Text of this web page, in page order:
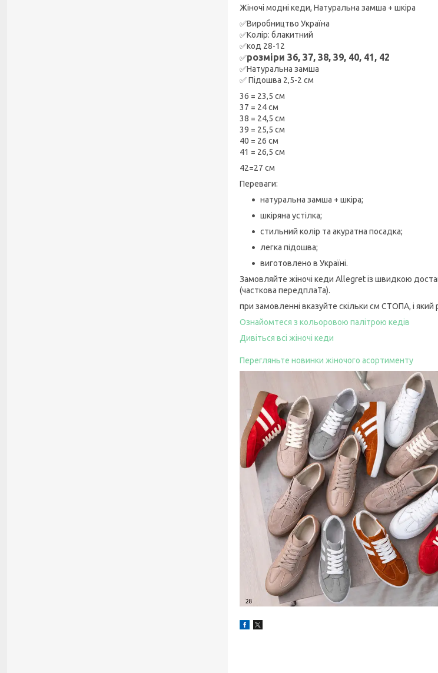
Жіночі модні кеди, Натуральна замша + шкіра
✅Виробництво Україна
✅Колір: блакитний
✅код 28-12
✅розміри 36, 37, 38, 39, 40, 41, 42
✅Натуральна замша
✅ Підошва 2,5-2 см
36 = 23,5 см
37 = 24 см
38 = 24,5 см
39 = 25,5 см
40 = 26 см
41 = 26,5 см
42=27 см
Переваги:
натуральна замша + шкіра;
шкіряна устілка;
стильний колір та акуратна посадка;
легка підошва;
виготовлено в Україні.
Замовляйте жіночі кеди Allegret із швидкою
(часткова передплаТа).
при замовленні вказуйте скільки см СТОПА, і який
Ознайомтеся з кольоровою палітрою кедів
Дивіться всі жіночі кеди
Перегляньте новинки жіночого асортименту